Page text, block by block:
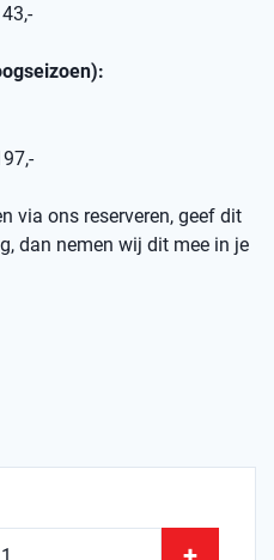
via ons reserveren, geef dit
dan nemen wij dit mee in je